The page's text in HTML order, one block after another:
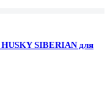
SIBERIAN для